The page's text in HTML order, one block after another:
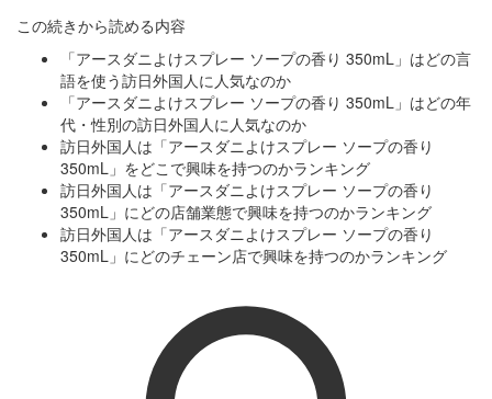
この続きから読める内容
「アースダニよけスプレー ソープの香り 350mL」はどの言
語を使う訪日外国人に人気なのか
「アースダニよけスプレー ソープの香り 350mL」はどの年
代・性別の訪日外国人に人気なのか
訪日外国人は「アースダニよけスプレー ソープの香り
350mL」をどこで興味を持つのかランキング
訪日外国人は「アースダニよけスプレー ソープの香り
350mL」にどの店舗業態で興味を持つのかランキング
訪日外国人は「アースダニよけスプレー ソープの香り
350mL」にどのチェーン店で興味を持つのかランキング